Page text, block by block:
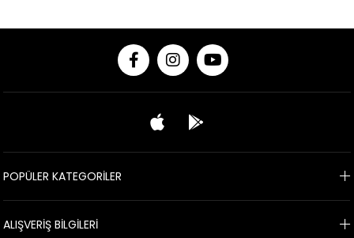
POPÜLER KATEGORİLER
ALIŞVERİŞ BİLGİLERİ